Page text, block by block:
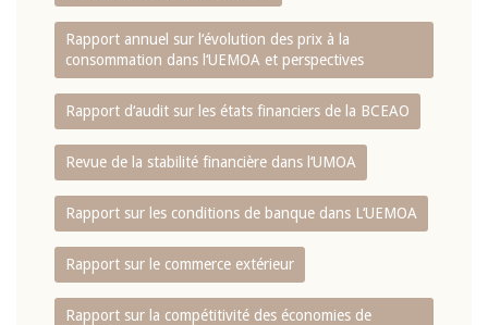
Rapport annuel sur l‘évolution des prix à la
consommation dans l‘UEMOA et perspectives
Rapport d‘audit sur les états financiers de la BCEAO
Revue de la stabilité financière dans l‘UMOA
Rapport sur les conditions de banque dans L‘UEMOA
Rapport sur le commerce extérieur
Rapport sur la compétitivité des économies de